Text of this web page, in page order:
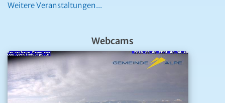
Weitere Veranstaltungen...
Webcams